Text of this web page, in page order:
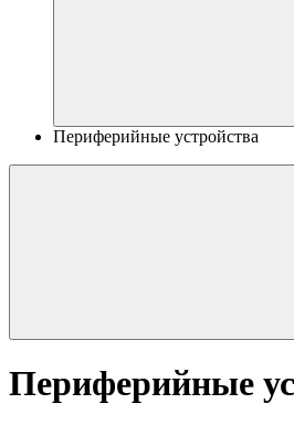
Периферийные устройства
Периферийные